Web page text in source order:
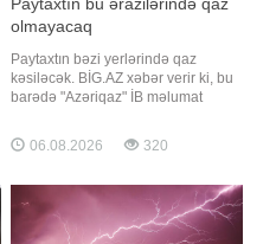
olmayacaq
Paytaxtın bəzi yerlərində qaz
kəsiləcək. BİG.AZ xəbər verir ki, bu
barədə "Azəriqaz" İB məlumat
işləri ilə əlaqədar sabah saat 10:00-
dan işlər yekunlaşanadək Sabunçu
M. Kalinin, Ş. Rustaveli, M.
İbrahimov küçələrinin və Bakıxano
06.08.2026 320